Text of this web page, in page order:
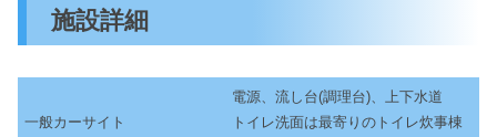
施設詳細
一般カーサイト
電源、流し台(調理台)、上下水道
トイレ洗面は最寄りのトイレ炊事棟